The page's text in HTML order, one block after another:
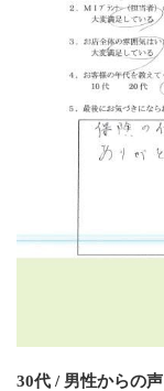
30代 / 男性からの声